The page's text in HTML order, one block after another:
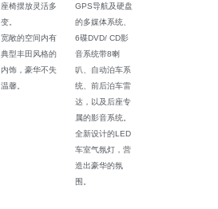
座椅摆放灵活多
变。
宽敞的空间内有
典型丰田风格的
内饰，豪华不失
温馨。
GPS导航及硬盘
的多媒体系统、
6碟DVD/ CD影
音系统带8喇
叭、自动泊车系
统、前后泊车雷
达，以及后座专
属的影音系统。
全新设计的LED
车室气氛灯，营
造出豪华的氛
围。